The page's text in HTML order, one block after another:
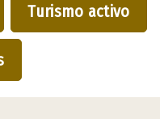
Turismo activo